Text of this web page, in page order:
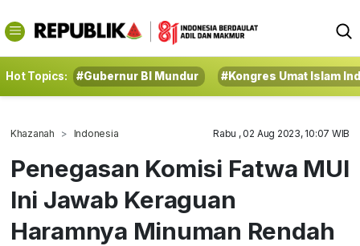
Hot Topics: #Gubernur BI Mundur #Kongres Umat Islam
Khazanah Indonesia Rabu , 02 Aug 2023, 10:07 WIB
Penegasan Komisi Fatwa MUI
Ini Jawab Keraguan
Haramnya Minuman Rendah